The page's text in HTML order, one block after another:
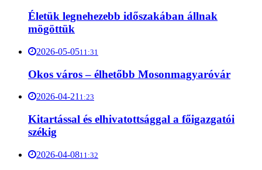
Életük legnehezebb időszakában állnak
mögöttük
2026-05-0511:31
Okos város – élhetőbb Mosonmagyaróvár
2026-04-21 1:23
Kitartással és elhivatottsággal a főigazgatói
székig
2026-04-0811:32